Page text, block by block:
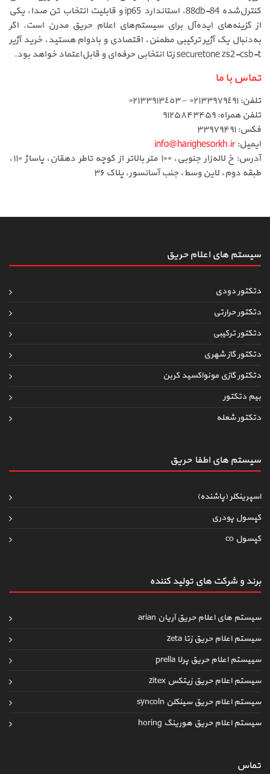
کنترل‌شده 84-88db، استاندارد ip65 و قابلیت انتخاب تن صدا، یکی
از گزینه‌های ایده‌آل برای سیستم‌های اعلام حریق مدرن است. اگر
به‌دنبال یک آژیر ترکیبی مطمئن، اقتصادی و بادوام هستید، خرید آژیر
securetone zs2-csb-t زتا انتخابی حرفه‌ای و قابل‌اعتماد خواهد بود.
تماس با ما
تلفن: ٠٢١٣٣٩٧٩٤٩١ – ٠٢١٣٣٩١٣٤٥٣
تلفن همراه: ۹۱۲۵۸۴۳۴۵۹
فکس: ۳۳۹۷۹۴۹۱
ایمیل:info@harighesorkh.ir
آدرس: خ لاله‌زار جنوبی، ۱۰۰ متر بالاتر از کوچه تاطر دهقان، پاساژ ۱۱۰،
طبقه دوم، لاین وسط، جنب آسانسور، پلاک ۳۶
سیستم های اعلام حریق
دتکتور دودی
دتکتور حرارتی
دتکتور ترکیبی
دتکتور گاز شهری
دتکتور گازی مونواکسید کربن
بیم دتکتور
دتکتور شعله
سیستم های اطفاءحریق
اسپرینکلر (پاشنده)
کپسول پودری
کپسول co
برند و شرکت های تولید کننده
سیستم های اعلام حریق آریان arian
سیستم اعلام حریق زتا zeta
سییستم اعلام حریق پرلا prella
سیستم اعلام حریق زیتکس zitex
سیستم اعلام حریق سینکلن syncoln
سیستم اعلام حریق هورینگ horing
تماس